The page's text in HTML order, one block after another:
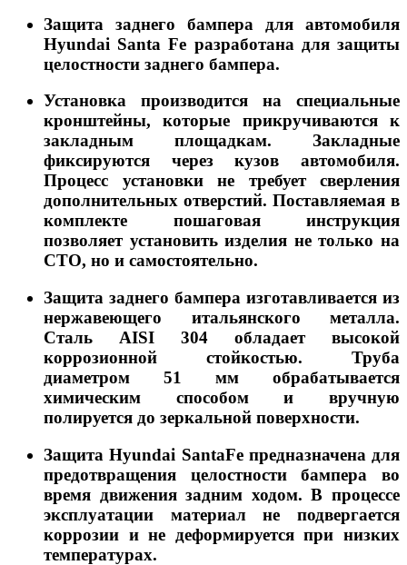
Защита заднего бампера для автомобиля
Hyundai Santa Fe разработана для защиты
целостности заднего бампера.
Установка производится на специальные
кронштейны, которые прикручиваются к
закладным площадкам. Закладные
фиксируются через кузов автомобиля.
Процесс установки не требует сверления
дополнительных отверстий. Поставляемая в
комплекте пошаговая инструкция
позволяет установить изделия не только на
СТО, но и самостоятельно.
Защита заднего бампера изготавливается из
нержавеющего итальянского металла.
Сталь AISI 304 обладает высокой
коррозионной стойкостью. Труба
диаметром 51 мм обрабатывается
химическим способом и вручную
полируется до зеркальной поверхности.
Защита Hyundai SantaFe предназначена для
предотвращения целостности бампера во
время движения задним ходом. В процессе
эксплуатации материал не подвергается
коррозии и не деформируется при низких
температурах.